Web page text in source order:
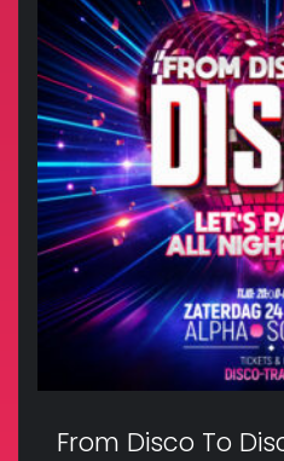
From Disco To